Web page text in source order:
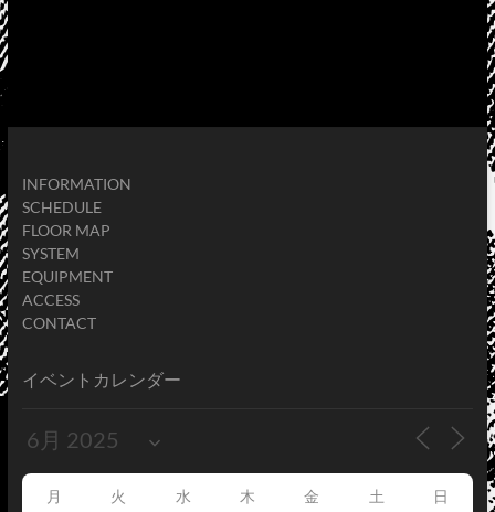
INFORMATION
SCHEDULE
FLOOR MAP
SYSTEM
EQUIPMENT
ACCESS
CONTACT
イベントカレンダー
月 火 水 木 金 土 日